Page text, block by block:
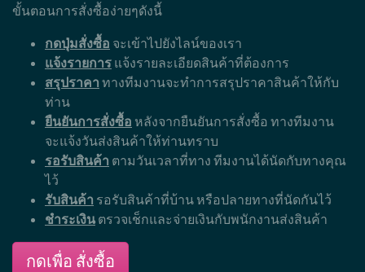
ขั้นตอนการสั่งซื้อง่ายๆดังนี้
กดปุ่มสั่งซื้อ จะเข้าไปยังไลน์ของเรา
แจ้งรายการ แจ้งรายละเอียดสินค้าที่ต้องการ
สรุปราคา ทางทีมงานจะทำการสรุปราคาสินค้าให้กับ
ท่าน
ยืนยันการสั่งซื้อ หลังจากยืนยันการสั่งซื้อ ทางทีมงาน
จะแจ้งวันส่งสินค้าให้ท่านทราบ
รอรับสินค้า ตามวันเวลาที่ทาง ทีมงานได้นัดกับทางคุณ
ไว้
รับสินค้า รอรับสินค้าที่บ้าน หรือปลายทางที่นัดกันไว้
ชำระเงิน ตรวจเช็กและจ่ายเงินกับพนักงานส่งสินค้า
กดเพื่อ สั่งซื้อ